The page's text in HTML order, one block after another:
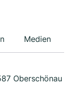
Medien
Oberschönau